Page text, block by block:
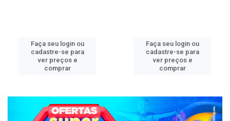
Faça seu login ou
cadastre-se para
ver preços e
comprar
Faça seu login ou
cadastre-se para
ver preços e
comprar